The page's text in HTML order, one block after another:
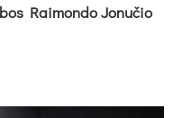
Rai­mon­do Jo­nu­čio